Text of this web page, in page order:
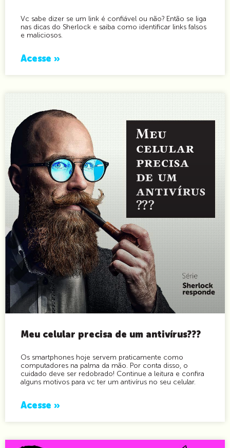
Vc sabe dizer se um link é confiável ou não? Então se liga
nas dicas do Sherlock e saiba como identificar links falsos
e maliciosos.
Acesse »
Meu celular precisa de um antivírus???
Os smartphones hoje servem praticamente como
computadores na palma da mão. Por conta disso, o
cuidado deve ser redobrado! Continue a leitura e confira
alguns motivos para vc ter um antivírus no seu celular.
Acesse »